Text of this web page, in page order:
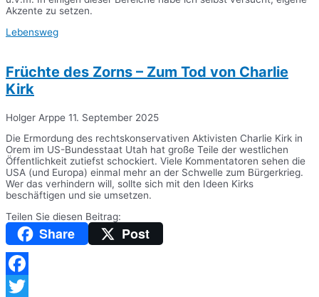
Akzente zu setzen.
Lebensweg
Früchte des Zorns – Zum Tod von Charlie
Kirk
Holger Arppe 11. September 2025
Die Ermordung des rechtskonservativen Aktivisten Charlie Kirk in
Orem im US-Bundesstaat Utah hat große Teile der westlichen
Öffentlichkeit zutiefst schockiert. Viele Kommentatoren sehen die
USA (und Europa) einmal mehr an der Schwelle zum Bürgerkrieg.
Wer das verhindern will, sollte sich mit den Ideen Kirks
beschäftigen und sie umsetzen.
Teilen Sie diesen Beitrag:
Share Post
Facebook